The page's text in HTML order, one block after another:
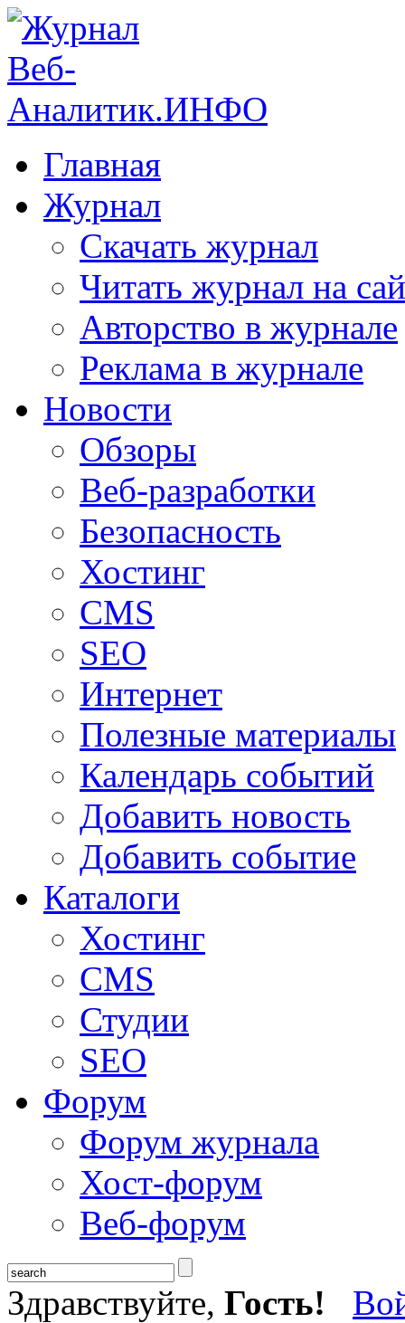
Главная
Журнал
Скачать журнал
Читать журнал на
Авторство в журнале
Реклама в журнале
Новости
Обзоры
Веб-разработки
Безопасность
Хостинг
CMS
SEO
Интернет
Полезные материалы
Календарь событий
Добавить новость
Добавить событие
Каталоги
Хостинг
CMS
Студии
SEO
Форум
Форум журнала
Хост-форум
Веб-форум
Здравствуйте, Гость!